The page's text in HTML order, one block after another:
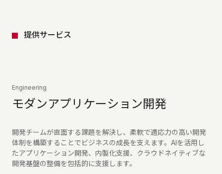
提供サービス
Engineering
モダンアプリケーション開発
開発チームが直面する課題を解決し、柔軟で適応力の高い開発
体制を構築することでビジネスの成長を支えます。AIを活用し
たアプリケーション開発、内製化支援、クラウドネイティブな
開発基盤の整備を包括的に支援します。